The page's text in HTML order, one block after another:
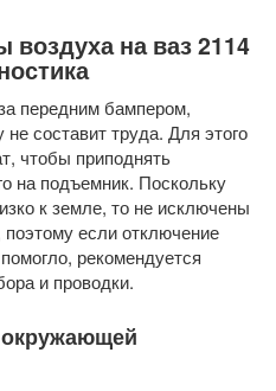
воздуха на ваз 2114
передним бампером,
составит труда. Для этого
чтобы приподнять
на подъемник. Поскольку
к земле, то не исключены
если отключение
рекомендуется
и проводки.
окружающей